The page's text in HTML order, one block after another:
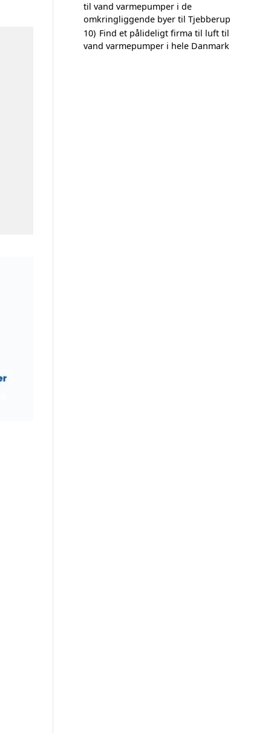
til vand varmepumper i de
omkringliggende byer til Tjebberup
10) Find et pålideligt firma til luft til
vand varmepumper i hele Danmark